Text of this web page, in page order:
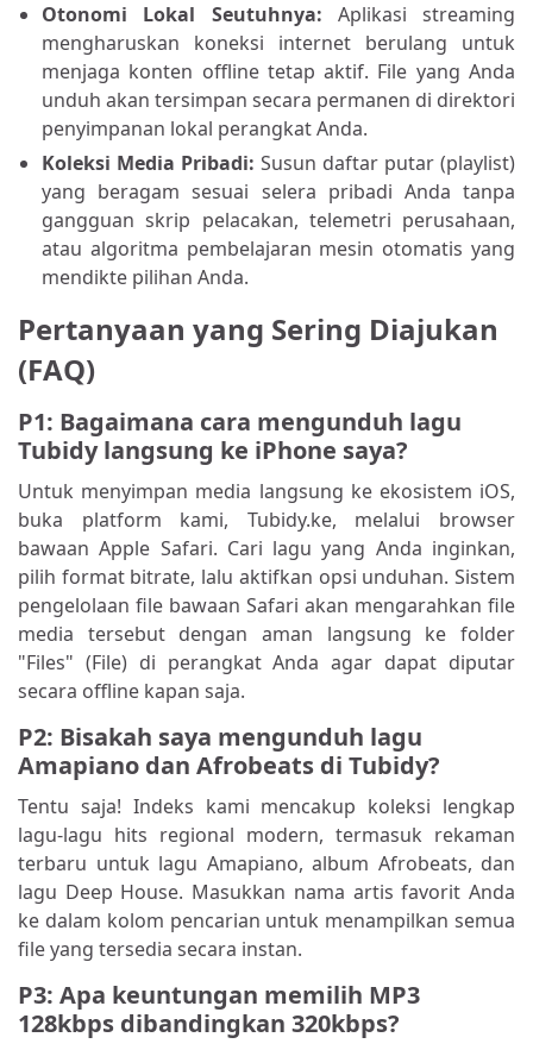
Otonomi Lokal Seutuhnya: Aplikasi streaming
mengharuskan koneksi internet berulang untuk
menjaga konten offline tetap aktif. File yang Anda
unduh akan tersimpan secara permanen di direktori
penyimpanan lokal perangkat Anda.
Koleksi Media Pribadi: Susun daftar putar (playlist)
yang beragam sesuai selera pribadi Anda tanpa
gangguan skrip pelacakan, telemetri perusahaan,
atau algoritma pembelajaran mesin otomatis yang
mendikte pilihan Anda.
Pertanyaan yang Sering Diajukan
(FAQ)
P1: Bagaimana cara mengunduh lagu
Tubidy langsung ke iPhone saya?
Untuk menyimpan media langsung ke ekosistem iOS,
buka platform kami, Tubidy.ke, melalui browser
bawaan Apple Safari. Cari lagu yang Anda inginkan,
pilih format bitrate, lalu aktifkan opsi unduhan. Sistem
pengelolaan file bawaan Safari akan mengarahkan file
media tersebut dengan aman langsung ke folder
"Files" (File) di perangkat Anda agar dapat diputar
secara offline kapan saja.
P2: Bisakah saya mengunduh lagu
Amapiano dan Afrobeats di Tubidy?
Tentu saja! Indeks kami mencakup koleksi lengkap
lagu-lagu hits regional modern, termasuk rekaman
terbaru untuk lagu Amapiano, album Afrobeats, dan
lagu Deep House. Masukkan nama artis favorit Anda
ke dalam kolom pencarian untuk menampilkan semua
file yang tersedia secara instan.
P3: Apa keuntungan memilih MP3
128kbps dibandingkan 320kbps?